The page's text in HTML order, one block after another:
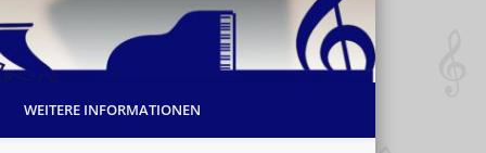
WEITERE INFORMATIONEN